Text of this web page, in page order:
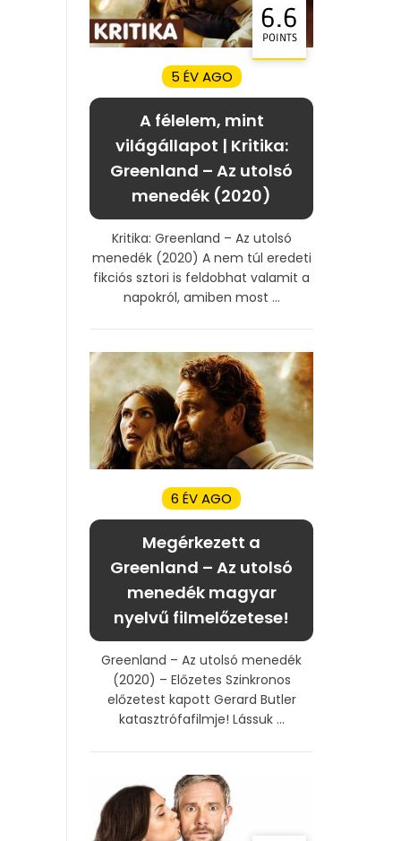
6.6
POINTS
5 ÉV AGO
A félelem, mint
világállapot | Kritika:
Greenland – Az utolsó
menedék (2020)
Kritika: Greenland – Az utolsó
menedék (2020) A nem túl eredeti
fikciós sztori is feldobhat valamit a
napokról, amiben most ...
6 ÉV AGO
Megérkezett a
Greenland – Az utolsó
menedék magyar
nyelvű filmelőzetese!
Greenland – Az utolsó menedék
(2020) – Előzetes Szinkronos
előzetest kapott Gerard Butler
katasztrófafilmje! Lássuk ...